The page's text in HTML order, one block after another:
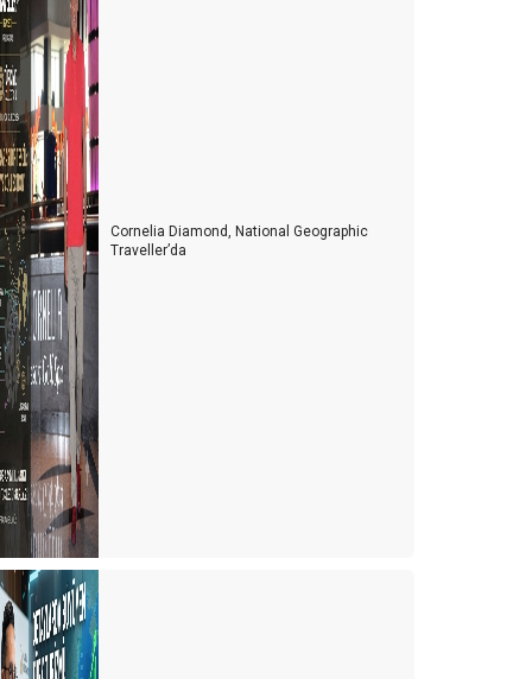
Siyasetin turizme bakış açısı
ITB Berlin Turizm Fuarının ardından
arada kaldı
depremzedelerin yaralarını sarıyor
2022’nin Ardından 2023 yılı beklentileri
vergisi muamması sürüyor
Milyon turist nerede?
sayısı arttıkça kazalar da artıyor
boşalt turizmi
neler oluyor?
otobüsleri kazaları artmaya başladı
Kastamonu'ya yolumuz düştü
cruise turları neden artmıyor?
tanıtım elçisi
ve Emekli Antalya'dan kaçıyor
Cornelia Diamond, National Geographic
Traveller’da